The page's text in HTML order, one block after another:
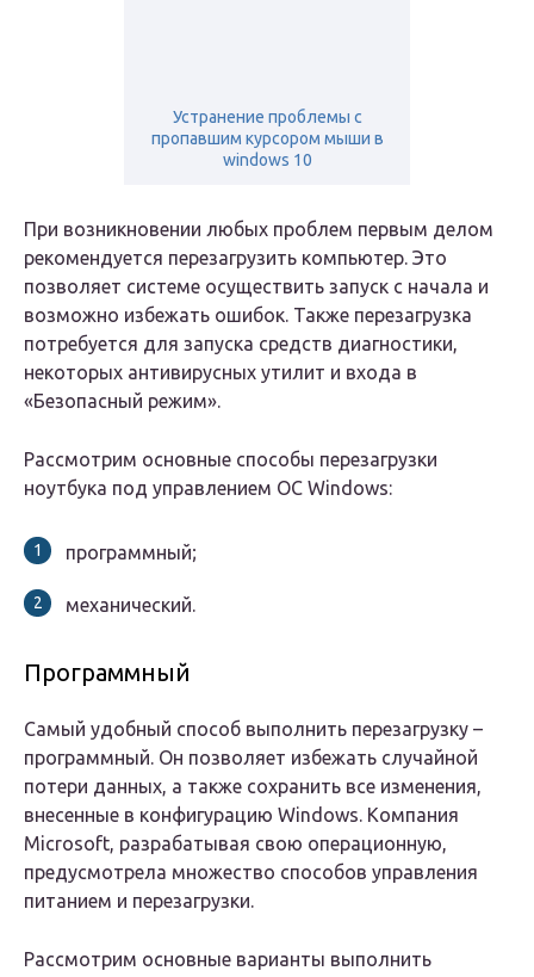
Устранение проблемы с
пропавшим курсором мыши в
windows 10
При возникновении любых проблем первым делом
рекомендуется перезагрузить компьютер. Это
позволяет системе осуществить запуск с начала и
возможно избежать ошибок. Также перезагрузка
потребуется для запуска средств диагностики,
некоторых антивирусных утилит и входа в
«Безопасный режим».
Рассмотрим основные способы перезагрузки
ноутбука под управлением ОС Windows:
программный;
механический.
Программный
Самый удобный способ выполнить перезагрузку –
программный. Он позволяет избежать случайной
потери данных, а также сохранить все изменения,
внесенные в конфигурацию Windows. Компания
Microsoft, разрабатывая свою операционную,
предусмотрела множество способов управления
питанием и перезагрузки.
Рассмотрим основные варианты выполнить